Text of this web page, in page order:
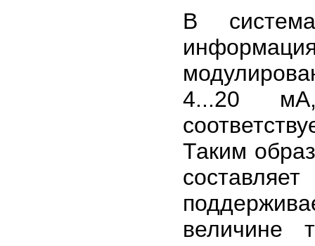
В
4...20
Таким
величине